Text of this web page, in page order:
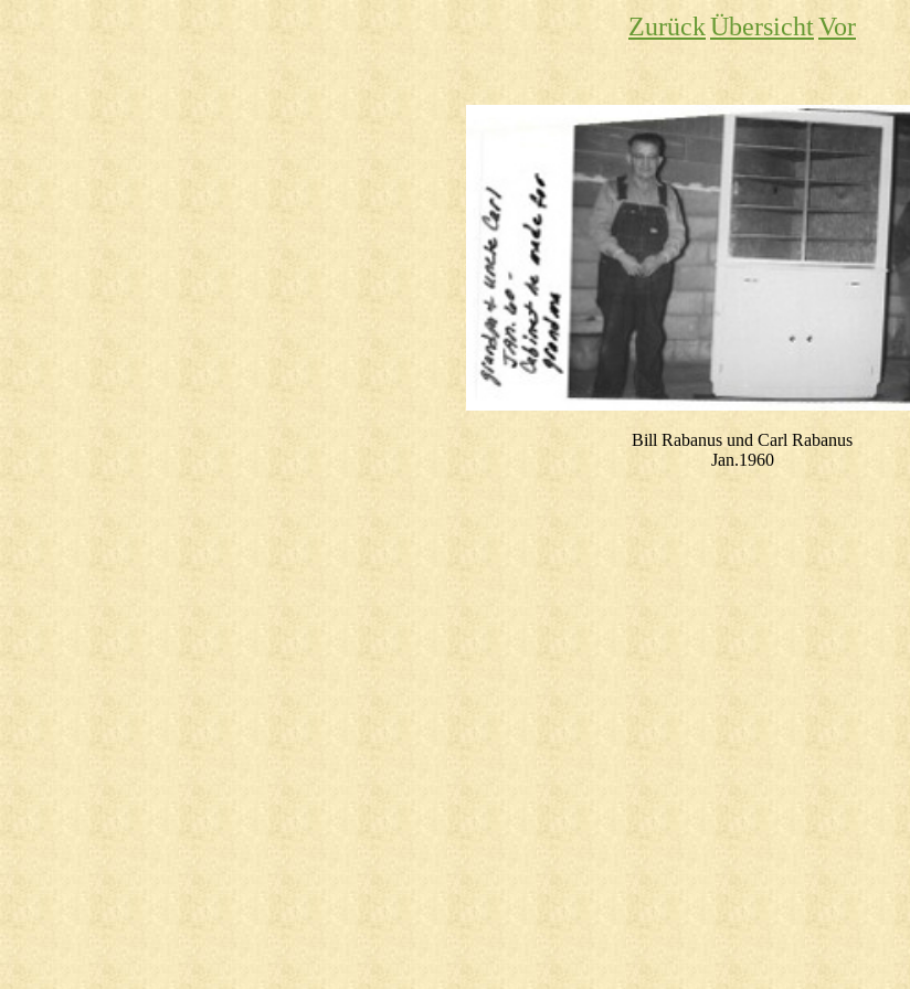
ZurückÜbersichtVor
Bill Rabanus und Carl Rabanus
Jan.1960